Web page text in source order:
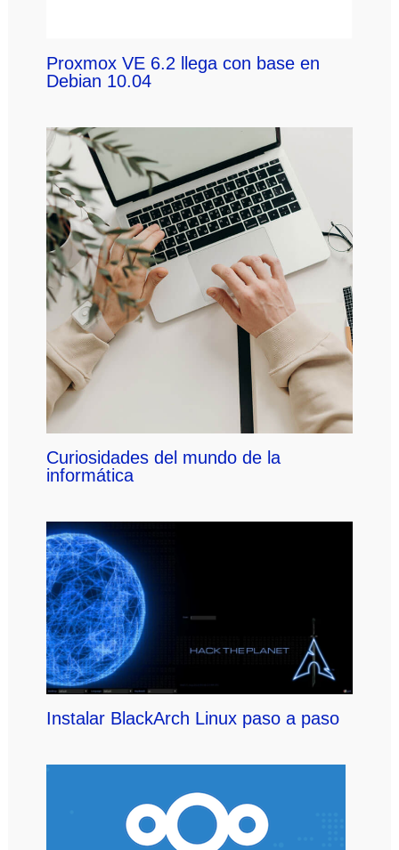
Proxmox VE 6.2 llega con base en
Debian 10.04
Curiosidades del mundo de la
informática
Instalar BlackArch Linux paso a paso